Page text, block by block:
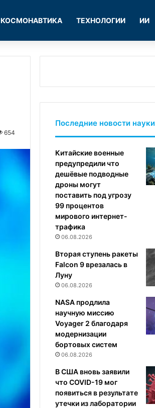
КОСМОНАВТИКА ТЕХНОЛОГИИ ИИ
654
Последние новости науки
Китайские военные
предупредили что
дешёвые подводные
дроны могут
поставить под угрозу
99 процентов
мирового интернет-
трафика
06.08.2026
Вторая ступень ракеты
Falcon 9 врезалась в
Луну
06.08.2026
NASA продлила
научную миссию
Voyager 2 благодаря
модернизации
бортовых систем
06.08.2026
В США вновь заявили
что COVID-19 мог
появиться в результате
утечки из лаборатории